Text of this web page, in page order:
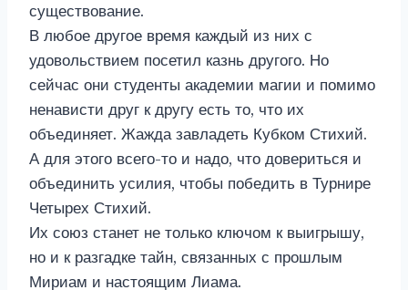
существование.
В любое другое время каждый из них с
удовольствием посетил казнь другого. Но
сейчас они студенты академии магии и помимо
ненависти друг к другу есть то, что их
объединяет. Жажда завладеть Кубком Стихий.
А для этого всего-то и надо, что довериться и
объединить усилия, чтобы победить в Турнире
Четырех Стихий.
Их союз станет не только ключом к выигрышу,
но и к разгадке тайн, связанных с прошлым
Мириам и настоящим Лиама.